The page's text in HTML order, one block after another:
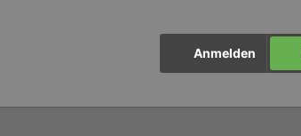
Anmelden